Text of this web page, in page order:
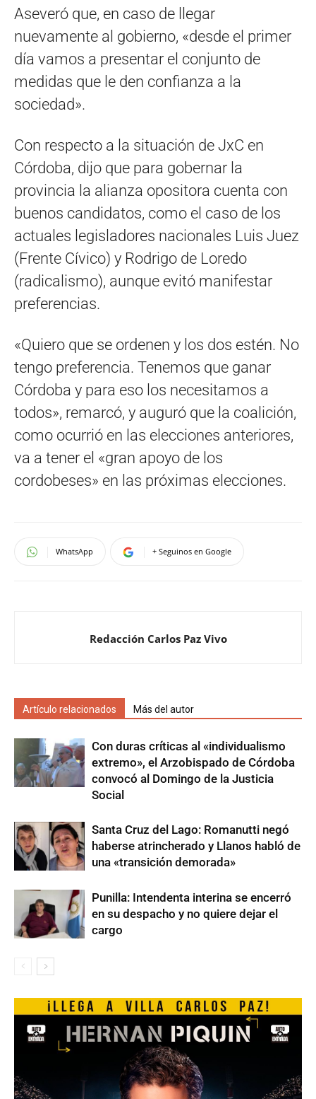
Aseveró que, en caso de llegar
nuevamente al gobierno, «desde el primer
día vamos a presentar el conjunto de
medidas que le den confianza a la
sociedad».
Con respecto a la situación de JxC en
Córdoba, dijo que para gobernar la
provincia la alianza opositora cuenta con
buenos candidatos, como el caso de los
actuales legisladores nacionales Luis Juez
(Frente Cívico) y Rodrigo de Loredo
(radicalismo), aunque evitó manifestar
preferencias.
«Quiero que se ordenen y los dos estén. No
tengo preferencia. Tenemos que ganar
Córdoba y para eso los necesitamos a
todos», remarcó, y auguró que la coalición,
como ocurrió en las elecciones anteriores,
va a tener el «gran apoyo de los
cordobeses» en las próximas elecciones.
WhatsApp + Seguinos en Google
Redacción Carlos Paz Vivo
Artículo relacionados Más del autor
Con duras críticas al «individualismo
extremo», el Arzobispado de Córdoba
convocó al Domingo de la Justicia
Social
Santa Cruz del Lago: Romanutti negó
haberse atrincherado y Llanos habló de
una «transición demorada»
Punilla: Intendenta interina se encerró
en su despacho y no quiere dejar el
cargo